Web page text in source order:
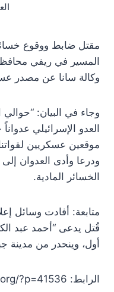
مقتل ضابط ووقوع
المسير في ريفي
وكالة سانا عن مصدر
العدو الإسرائيلي
موقعين عسكريين
ودرعا وأدى العدوان
الخسائر المادية.
متابعة: أفادت وسائل
قُتل يدعى “أحمد عبد
أول، وينحدر من مدينة
الرابط: daraa24.org/?p=41536